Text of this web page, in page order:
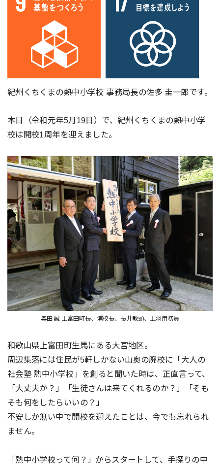
紀州くちくまの熱中小学校 事務局長の佐多 圭一郎です。
本日（令和元年5月19日）で、紀州くちくまの熱中小学
校は開校1周年を迎えました。
奥田 誠 上富田町長、浦校長、長井教頭、上羽用務員
和歌山県上富田町生馬にある大宮地区。
周辺集落には住民が5軒しかない山奥の廃校に「大人の
社会塾 熱中小学校」を創ると聞いた時は、正直言って、
「大丈夫か？」「生徒さんは来てくれるのか？」「そも
そも何をしたらいいの？」
不安しか無い中で開校を迎えたことは、今でも忘れられ
ません。
「熱中小学校って何？」からスタートして、手探りの中